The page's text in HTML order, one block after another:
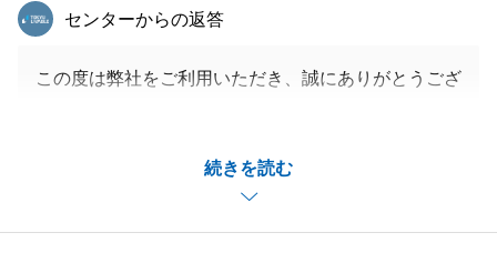
続きを読む
東急リバブル
センターからの返答
この度は弊社をご利用いただき、誠にありがとうござ
事に取引が完了出来たのもF様と二人三脚で進めてい
けたからだと感じております。
取引自体は完了致しましたが、今後とも変わらぬお付